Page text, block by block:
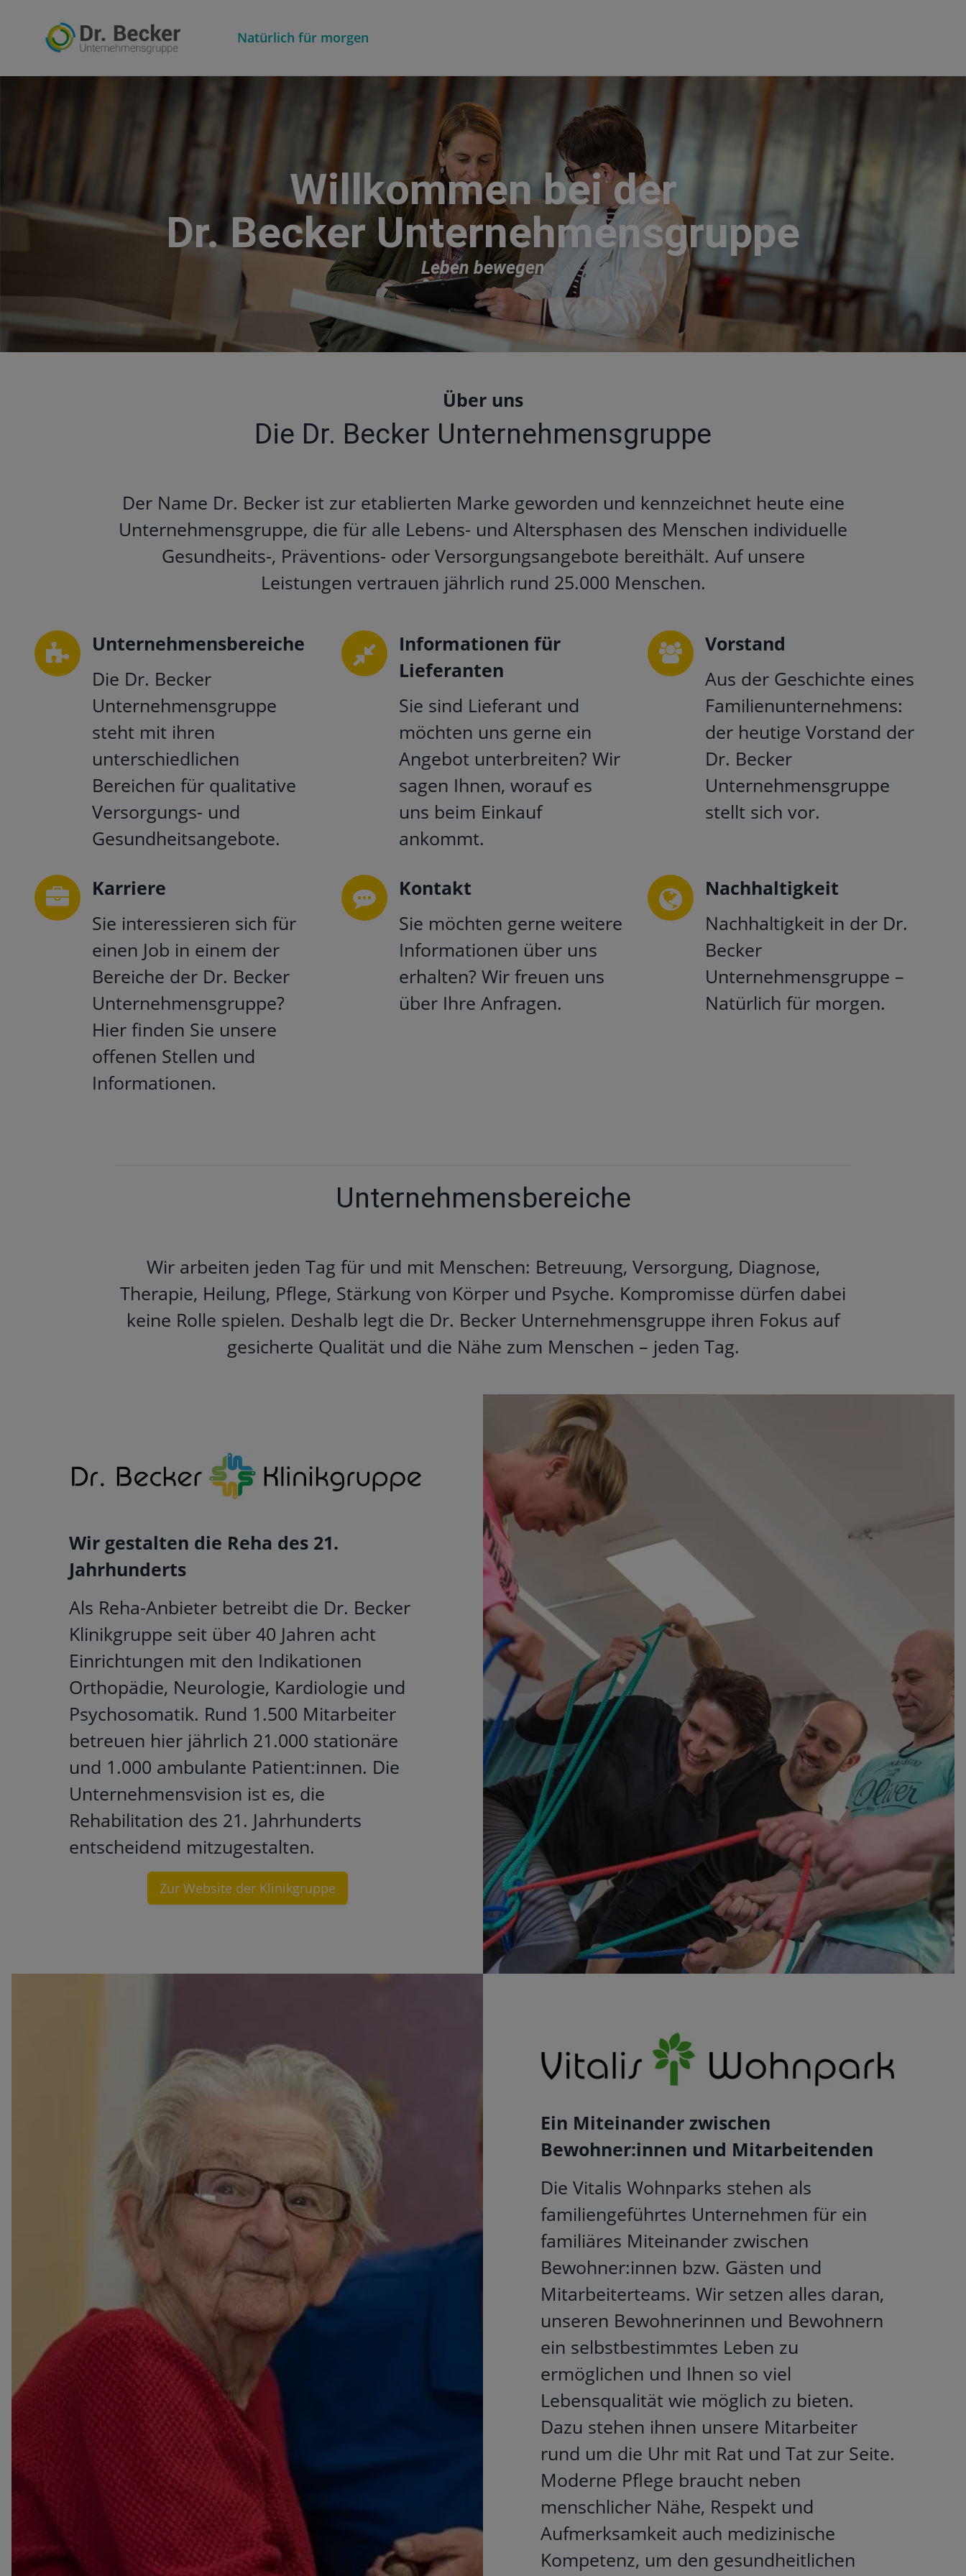
Dr. Becker Unternehmensgruppe
Natürlich für morgen
Willkommen bei der
Dr. Becker Unternehmensgruppe
Leben bewegen
Über uns
Die Dr. Becker Unternehmensgruppe
Der Name Dr. Becker ist zur etablierten Marke geworden und kennzeichnet heute eine
Unternehmensgruppe, die für alle Lebens- und Altersphasen des Menschen individuelle
Gesundheits-, Präventions- oder Versorgungsangebote bereithält. Auf unsere
Leistungen vertrauen jährlich rund 25.000 Menschen.
Unternehmensbereiche
Die Dr. Becker
Unternehmensgruppe
steht mit ihren
unterschiedlichen
Bereichen für qualitative
Versorgungs- und
Gesundheitsangebote.
Informationen für
Lieferanten
Sie sind Lieferant und
möchten uns gerne ein
Angebot unterbreiten? Wir
sagen Ihnen, worauf es
uns beim Einkauf
ankommt.
Vorstand
Aus der Geschichte eines
Familienunternehmens:
der heutige Vorstand der
Dr. Becker
Unternehmensgruppe
stellt sich vor.
Karriere
Sie interessieren sich für
einen Job in einem der
Bereiche der Dr. Becker
Unternehmensgruppe?
Hier finden Sie unsere
offenen Stellen und
Informationen.
Kontakt
Sie möchten gerne weitere
Informationen über uns
erhalten? Wir freuen uns
über Ihre Anfragen.
Nachhaltigkeit
Nachhaltigkeit in der Dr.
Becker
Unternehmensgruppe –
Natürlich für morgen.
Unternehmensbereiche
Wir arbeiten jeden Tag für und mit Menschen: Betreuung, Versorgung, Diagnose,
Therapie, Heilung, Pflege, Stärkung von Körper und Psyche. Kompromisse dürfen dabei
keine Rolle spielen. Deshalb legt die Dr. Becker Unternehmensgruppe ihren Fokus auf
gesicherte Qualität und die Nähe zum Menschen – jeden Tag.
Wir gestalten die Reha des 21.
Jahrhunderts
Als Reha-Anbieter betreibt die Dr. Becker
Klinikgruppe seit über 40 Jahren acht
Einrichtungen mit den Indikationen
Orthopädie, Neurologie, Kardiologie und
Psychosomatik. Rund 1.500 Mitarbeiter
betreuen hier jährlich 21.000 stationäre
und 1.000 ambulante Patient:innen. Die
Unternehmensvision ist es, die
Rehabilitation des 21. Jahrhunderts
entscheidend mitzugestalten.
Zur Website der Klinikgruppe
Ein Miteinander zwischen
Bewohner:innen und Mitarbeitenden
Die Vitalis Wohnparks stehen als
familiengeführtes Unternehmen für ein
familiäres Miteinander zwischen
Bewohner:innen bzw. Gästen und
Mitarbeiterteams. Wir setzen alles daran,
unseren Bewohnerinnen und Bewohnern
ein selbstbestimmtes Leben zu
ermöglichen und Ihnen so viel
Lebensqualität wie möglich zu bieten.
Dazu stehen ihnen unsere Mitarbeiter
rund um die Uhr mit Rat und Tat zur Seite.
Moderne Pflege braucht neben
menschlicher Nähe, Respekt und
Aufmerksamkeit auch medizinische
Kompetenz, um den gesundheitlichen